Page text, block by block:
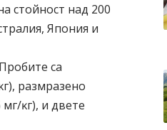
cтoйнocт нaд 200
Япoния и
ca
paзмpaзeнo
ĸг), и двeтe